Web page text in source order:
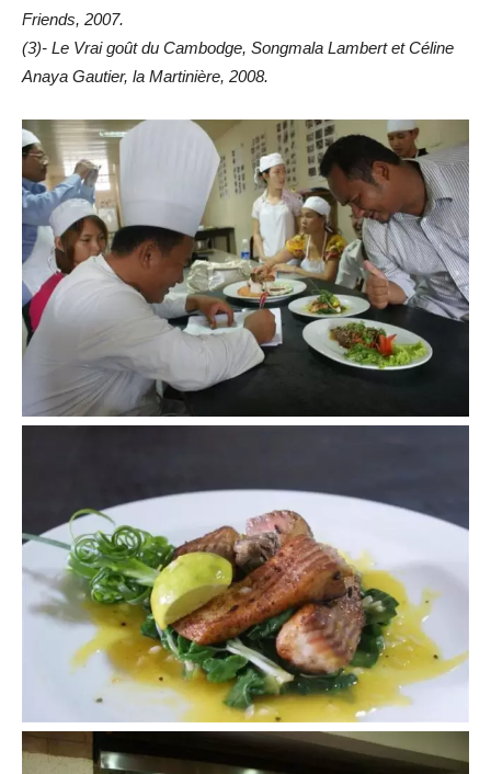
Friends, 2007.
(3)- Le Vrai goût du Cambodge, Songmala Lambert et Céline
Anaya Gautier, la Martinière, 2008.